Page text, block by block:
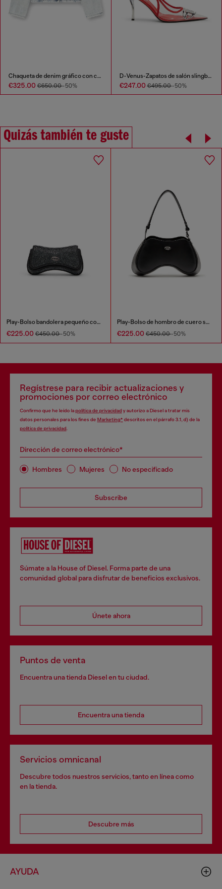
Chaqueta de denim gráfico con cristales
€325.00 €650.00-50%
D-Venus-Zapatos de salón slingback transparentes con ribete de cuero
€247.00€495.00-50%
Quizás también te guste
Play-Bolso bandolera pequeño con cristales
€225.00 €450.00-50%
Play-Bolso de hombro de cuero semibrillante
€225.00 €450.00-50%
Regístrese para recibir actualizaciones y
promociones por correo electrónico
Confirmo que he leído lapolítica de privacidady autorizo a Diesel a tratar mis
datos personales para los fines de Marketing*descritos en el párrafo 3.1, d) de la
política de privacidad.
Dirección de correo electrónico*
Hombres Mujeres No especificado
Subscribe
Súmate a la House of Diesel. Forma parte de una
comunidad global para disfrutar de beneficios exclusivos.
Únete ahora
Puntos de venta
Encuentra una tienda Diesel en tu ciudad.
Encuentra una tienda
Servicios omnicanal
Descubre todos nuestros servicios, tanto en línea como
en la tienda.
Descubre más
AYUDA